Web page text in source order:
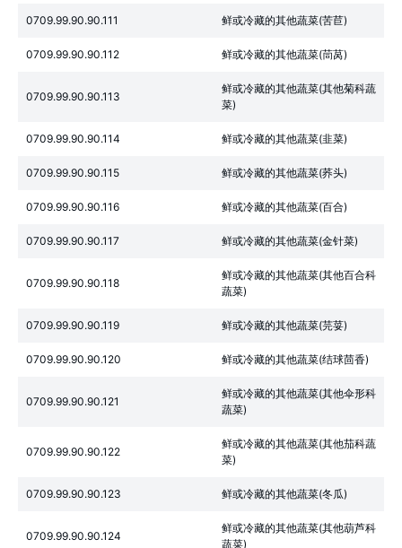
0709.99.90.90.111 鲜或冷藏的其他蔬菜(苦苣)
0709.99.90.90.112 鲜或冷藏的其他蔬菜(茼莴)
0709.99.90.90.113
鲜或冷藏的其他蔬菜(其他菊科蔬
菜)
0709.99.90.90.114 鲜或冷藏的其他蔬菜(韭菜)
0709.99.90.90.115 鲜或冷藏的其他蔬菜(荞头)
0709.99.90.90.116 鲜或冷藏的其他蔬菜(百合)
0709.99.90.90.117 鲜或冷藏的其他蔬菜(金针菜)
0709.99.90.90.118
鲜或冷藏的其他蔬菜(其他百合科
蔬菜)
0709.99.90.90.119 鲜或冷藏的其他蔬菜(芫荽)
0709.99.90.90.120 鲜或冷藏的其他蔬菜(结球茴香)
0709.99.90.90.121
鲜或冷藏的其他蔬菜(其他伞形科
蔬菜)
0709.99.90.90.122
鲜或冷藏的其他蔬菜(其他茄科蔬
菜)
0709.99.90.90.123 鲜或冷藏的其他蔬菜(冬瓜)
0709.99.90.90.124
鲜或冷藏的其他蔬菜(其他葫芦科
蔬菜)